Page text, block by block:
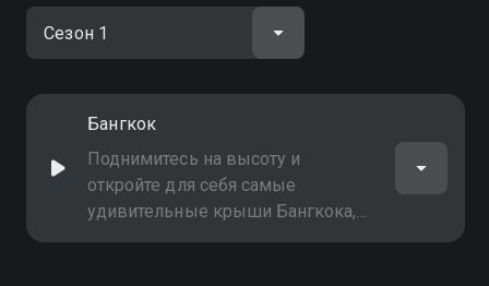
Бангкок
Поднимитесь на высоту и
откройте для себя самые
удивительные крыши Бангкока,
каждая из которых рассказывает